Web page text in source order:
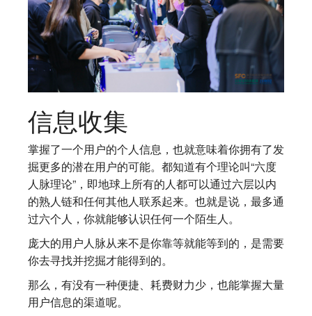
信息收集
掌握了一个用户的个人信息，也就意味着你拥有了发
掘更多的潜在用户的可能。都知道有个理论叫“六度
人脉理论”，即地球上所有的人都可以通过六层以内
的熟人链和任何其他人联系起来。也就是说，最多通
过六个人，你就能够认识任何一个陌生人。
庞大的用户人脉从来不是你靠等就能等到的，是需要
你去寻找并挖掘才能得到的。
那么，有没有一种便捷、耗费财力少，也能掌握大量
用户信息的渠道呢。